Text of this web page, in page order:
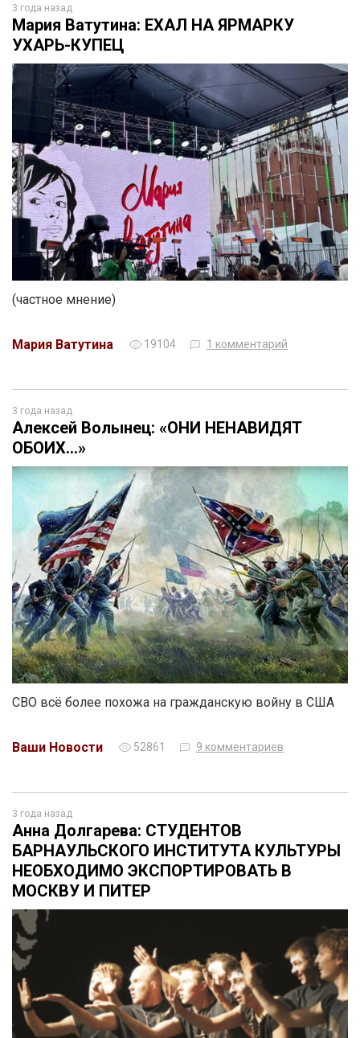
3 года назад
Мария Ватутина: ЕХАЛ НА ЯРМАРКУ
УХАРЬ-КУПЕЦ
(частное мнение)
Мария Ватутина 19104 1 комментарий
3 года назад
Алексей Волынец: «ОНИ НЕНАВИДЯТ
ОБОИХ…»
СВО всё более похожа на гражданскую войну в США
Ваши Новости 52861 9 комментариев
3 года назад
Анна Долгарева: СТУДЕНТОВ
БАРНАУЛЬСКОГО ИНСТИТУТА КУЛЬТУРЫ
НЕОБХОДИМО ЭКСПОРТИРОВАТЬ В
МОСКВУ И ПИТЕР